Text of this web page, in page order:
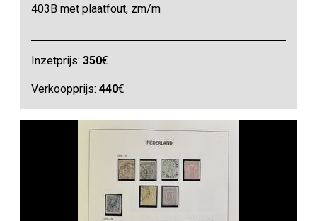
403B met plaatfout, zm/m
Inzetprijs:350€
Verkoopprijs:440€